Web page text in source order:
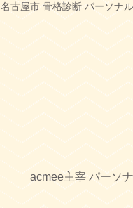
名古屋市 骨格診断 パーソナ
acmee主宰 パーソ